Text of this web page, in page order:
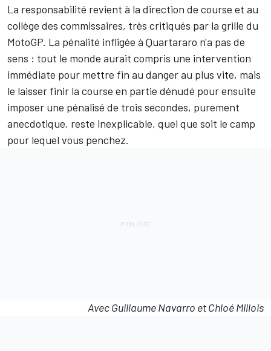
La responsabilité revient à la direction de course et au
collège des commissaires, très critiqués par la grille du
MotoGP. La pénalité infligée à Quartararo n'a pas de
sens : tout le monde aurait compris une intervention
immédiate pour mettre fin au danger au plus vite, mais
le laisser finir la course en partie dénudé pour ensuite
imposer une pénalisé de trois secondes, purement
anecdotique, reste inexplicable, quel que soit le camp
pour lequel vous penchez.
Avec Guillaume Navarro et Chloé Millois